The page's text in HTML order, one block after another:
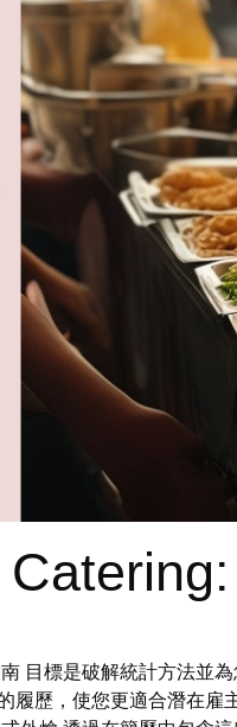
目標是破解統計方法並
履歷，使您更適合潛在